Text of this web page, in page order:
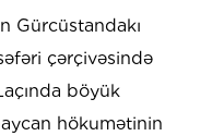
Gürcüstandakı
çərçivəsində
böyük
hökumətinin